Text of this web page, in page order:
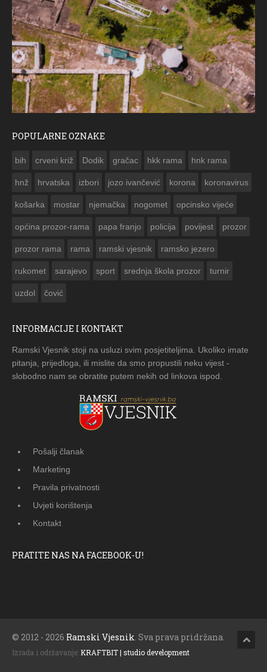
POPULARNE OZNAKE
bih crveni križ Dodik gračac hkk rama hnk rama
hnž hrvatska izbori jozo ivančević korona koronavirus
košarka mostar njemačka nogomet opcinsko vijeće
općina prozor-rama papa franjo policija povijest prozor
prozor rama rama ramski vjesnik ramsko jezero
rukomet sarajevo sport srednja škola prozor turnir
uzdol čović
INFORMACIJE I KONTAKT
Ramski Vjesnik stoji na usluzi svim posjetiteljima. Ukoliko imate
pitanja, prijedloga, ili mislite da smo propustili neku vijest -
slobodno nam se obratite putem nekih od linkova ispod.
Pošalji članak
Marketing
Pravila privatnosti
Uvjeti korištenja
Kontakt
PRATITE NAS NA FACEBOOK-U!
© 2012 - 2026 Ramski Vjesnik . Sva prava pridržana.
Izrada i održavanje: KRAFTBIT | studio development